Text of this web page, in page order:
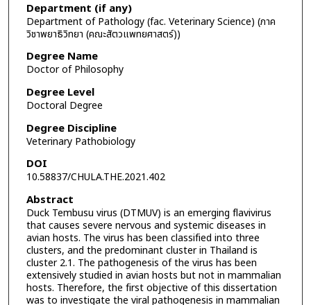
Department (if any)
Department of Pathology (fac. Veterinary Science) (ภาค
วิชาพยาธิวิทยา (คณะสัตวแพทยศาสตร์))
Degree Name
Doctor of Philosophy
Degree Level
Doctoral Degree
Degree Discipline
Veterinary Pathobiology
DOI
10.58837/CHULA.THE.2021.402
Abstract
Duck Tembusu virus (DTMUV) is an emerging flavivirus
that causes severe nervous and systemic diseases in
avian hosts. The virus has been classified into three
clusters, and the predominant cluster in Thailand is
cluster 2.1. The pathogenesis of the virus has been
extensively studied in avian hosts but not in mammalian
hosts. Therefore, the first objective of this dissertation
was to investigate the viral pathogenesis in mammalian